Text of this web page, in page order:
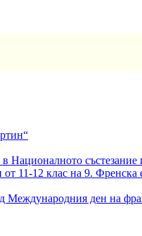
Националното
11-12 клас на 9. Френска
Международния ден на